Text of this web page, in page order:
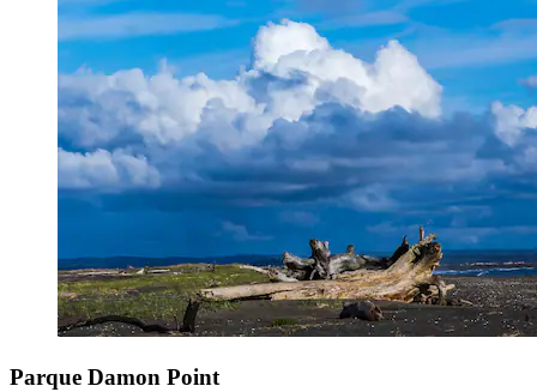
Parque Damon Point